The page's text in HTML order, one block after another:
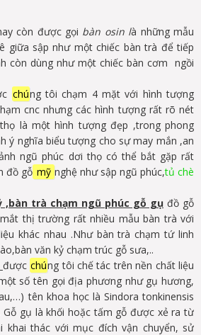
còn được gọi bàn osin là những mẫu
giữa sập như một chiếc bàn trà để tiếp
còn dùng như một chiếc bàn cơm ngồi
chúng tôi chạm 4 mặt với hình tượng
cnc nhưng các hình tượng rất rõ nét
là một hình tượng đẹp ,trong phong
ý nghĩa biểu tượng cho sự may mắn ,an
ngũ phúc dơi thọ có thể bắt gặp rất
đồ gỗ mỹ nghệ như sập ngũ phúc,tủ chè
,bàn trà chạm ngũ phúc gỗ gụ đồ gỗ
thị trường rất nhiều mẫu bàn trà với
khác nhau .Như bàn trà chạm tứ linh
văn kỷ chạm trúc gỗ sưa,..
được chúng tôi chế tác trên nền chất liệu
số tên gọi địa phương như gụ hương,
tên khoa học là Sindora tonkinensis
Gỗ gụ là khối hoặc tấm gỗ được xẻ ra từ
khai thác với mục đích vận chuyển, sử